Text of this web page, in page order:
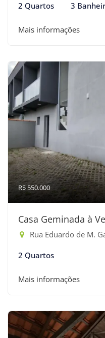
2 Quartos 3
Mais informações
R$ 550.000
Casa Geminada à
Rua Eduardo de M.
2 Quartos
Mais informações